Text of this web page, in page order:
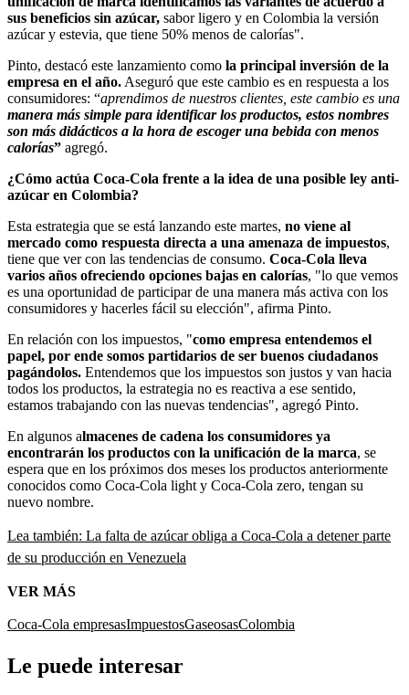
sus beneficios sin azúcar, sabor ligero y en Colombia la versión
azúcar y estevia, que tiene 50% menos de calorías".
Pinto, destacó este lanzamiento como la principal inversión de la
empresa en el año. Aseguró que este cambio es en respuesta a los
consumidores: “aprendimos de nuestros clientes, este cambio es una
manera más simple para identificar los productos, estos nombres
son más didácticos a la hora de escoger una bebida con menos
calorías” agregó.
¿Cómo actúa Coca-Cola frente a la idea de una posible ley anti-
azúcar en Colombia?
Esta estrategia que se está lanzando este martes, no viene al
mercado como respuesta directa a una amenaza de impuestos,
tiene que ver con las tendencias de consumo. Coca-Cola lleva
varios años ofreciendo opciones bajas en calorías, "lo que vemos
es una oportunidad de participar de una manera más activa con los
consumidores y hacerles fácil su elección", afirma Pinto.
En relación con los impuestos, "como empresa entendemos el
papel, por ende somos partidarios de ser buenos ciudadanos
pagándolos. Entendemos que los impuestos son justos y van hacia
todos los productos, la estrategia no es reactiva a ese sentido,
estamos trabajando con las nuevas tendencias", agregó Pinto.
En algunos almacenes de cadena los consumidores ya
encontrarán los productos con la unificación de la marca, se
espera que en los próximos dos meses los productos anteriormente
conocidos como Coca-Cola light y Coca-Cola zero, tengan su
nuevo nombre.
Lea también: La falta de azúcar obliga a Coca-Cola a detener parte
de su producción en Venezuela
VER MÁS
Coca-Cola empresasImpuestosGaseosasColombia
Le puede interesar